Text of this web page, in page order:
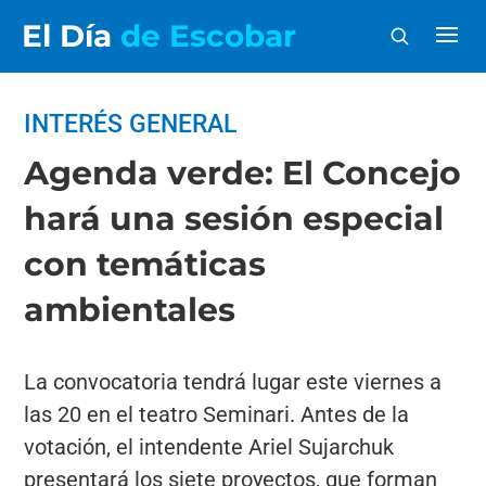
El Día de Escobar
INTERÉS GENERAL
Agenda verde: El Concejo
hará una sesión especial
con temáticas
ambientales
La convocatoria tendrá lugar este viernes a
las 20 en el teatro Seminari. Antes de la
votación, el intendente Ariel Sujarchuk
presentará los siete proyectos, que forman